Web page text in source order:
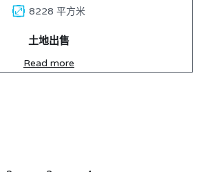
8228 平方米
土地出售
Read more